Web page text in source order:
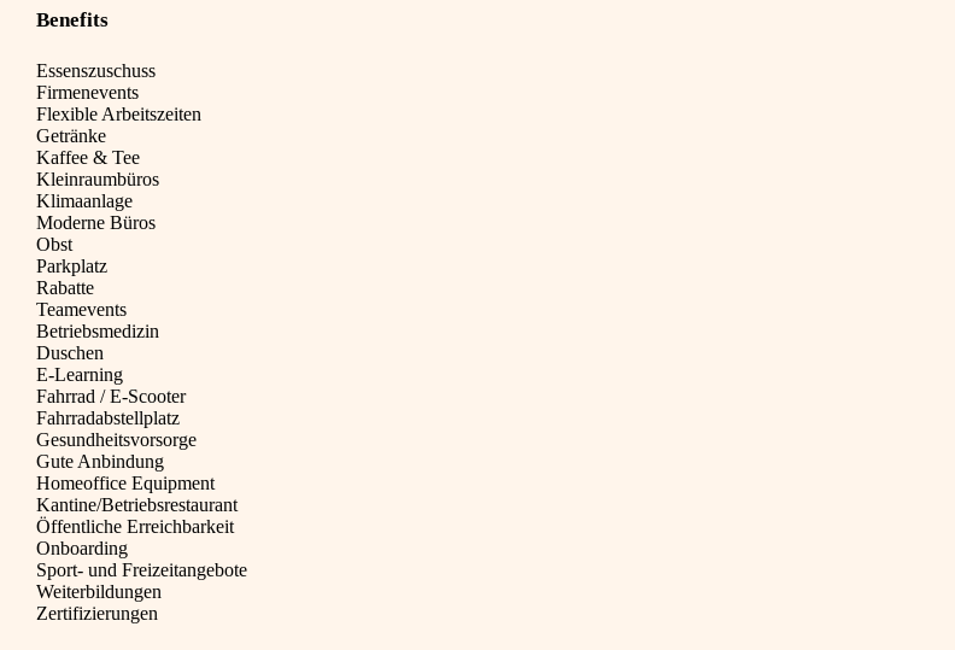
Benefits
Essenszuschuss
Firmenevents
Flexible Arbeitszeiten
Getränke
Kaffee & Tee
Kleinraumbüros
Klimaanlage
Moderne Büros
Obst
Parkplatz
Rabatte
Teamevents
Betriebsmedizin
Duschen
E-Learning
Fahrrad / E-Scooter
Fahrradabstellplatz
Gesundheitsvorsorge
Gute Anbindung
Homeoffice Equipment
Kantine/Betriebsrestaurant
Öffentliche Erreichbarkeit
Onboarding
Sport- und Freizeitangebote
Weiterbildungen
Zertifizierungen